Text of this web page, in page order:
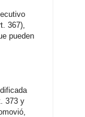
367),
pueden
373 y